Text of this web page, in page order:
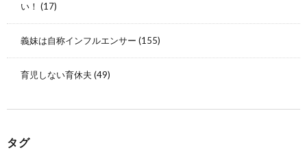
い！ (17)
義妹は自称インフルエンサー (155)
育児しない育休夫 (49)
タグ